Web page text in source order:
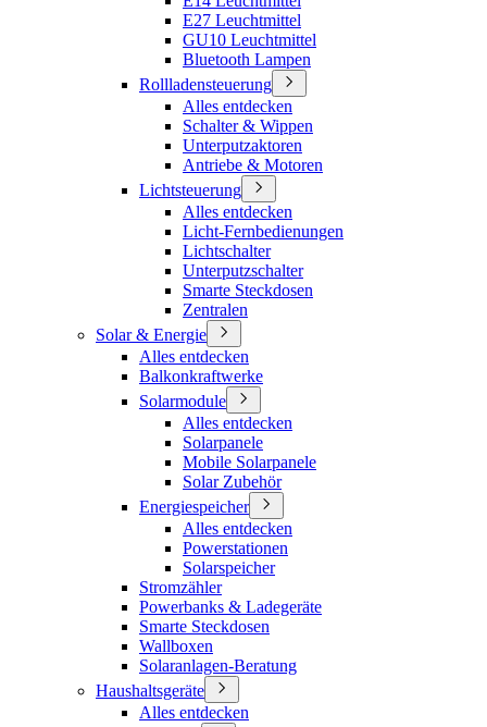
E27 Leuchtmittel
GU10 Leuchtmittel
Bluetooth Lampen
Rollladensteuerung
Alles entdecken
Schalter & Wippen
Unterputzaktoren
Antriebe & Motoren
Lichtsteuerung
Alles entdecken
Licht-Fernbedienungen
Lichtschalter
Unterputzschalter
Smarte Steckdosen
Zentralen
Solar & Energie
Alles entdecken
Balkonkraftwerke
Solarmodule
Alles entdecken
Solarpanele
Mobile Solarpanele
Solar Zubehör
Energiespeicher
Alles entdecken
Powerstationen
Solarspeicher
Stromzähler
Powerbanks & Ladegeräte
Smarte Steckdosen
Wallboxen
Solaranlagen-Beratung
Haushaltsgeräte
Alles entdecken